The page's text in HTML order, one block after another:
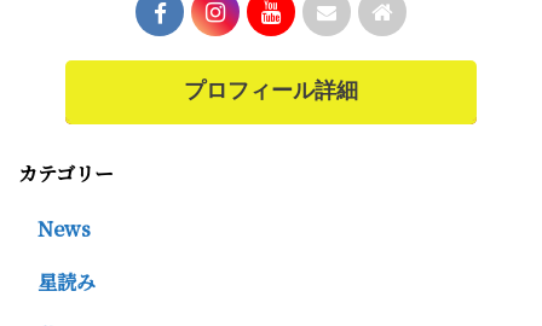
プロフィール詳細
カテゴリー
News
星読み